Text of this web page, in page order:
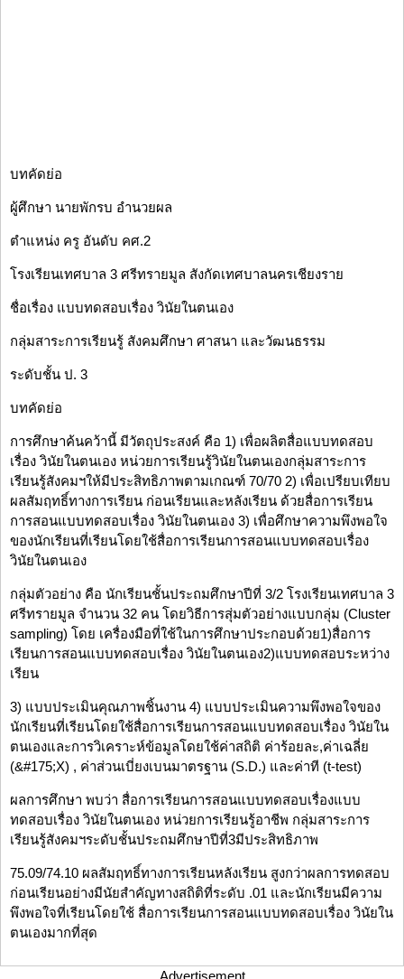
บทคัดย่อ
ผู้ศึกษา นายพักรบ อำนวยผล
ตำแหน่ง ครู อันดับ คศ.2
โรงเรียนเทศบาล 3 ศรีทรายมูล สังกัดเทศบาลนครเชียงราย
ชื่อเรื่อง แบบทดสอบเรื่อง วินัยในตนเอง
กลุ่มสาระการเรียนรู้ สังคมศึกษา ศาสนา และวัฒนธรรม
ระดับชั้น ป. 3
บทคัดย่อ
การศึกษาค้นคว้านี้ มีวัตถุประสงค์ คือ 1) เพื่อผลิตสื่อแบบทดสอบ
เรื่อง วินัยในตนเอง หน่วยการเรียนรู้วินัยในตนเองกลุ่มสาระการ
เรียนรู้สังคมฯให้มีประสิทธิภาพตามเกณฑ์ 70/70 2) เพื่อเปรียบเทียบ
ผลสัมฤทธิ์ทางการเรียน ก่อนเรียนและหลังเรียน ด้วยสื่อการเรียน
การสอนแบบทดสอบเรื่อง วินัยในตนเอง 3) เพื่อศึกษาความพึงพอใจ
ของนักเรียนที่เรียนโดยใช้สื่อการเรียนการสอนแบบทดสอบเรื่อง
วินัยในตนเอง
กลุ่มตัวอย่าง คือ นักเรียนชั้นประถมศึกษาปีที่ 3/2 โรงเรียนเทศบาล 3
ศรีทรายมูล จำนวน 32 คน โดยวิธีการสุ่มตัวอย่างแบบกลุ่ม (Cluster
sampling) โดย เครื่องมือที่ใช้ในการศึกษาประกอบด้วย1)สื่อการ
เรียนการสอนแบบทดสอบเรื่อง วินัยในตนเอง2)แบบทดสอบระหว่าง
เรียน
3) แบบประเมินคุณภาพชิ้นงาน 4) แบบประเมินความพึงพอใจของ
นักเรียนที่เรียนโดยใช้สื่อการเรียนการสอนแบบทดสอบเรื่อง วินัยใน
ตนเองและการวิเคราะห์ข้อมูลโดยใช้ค่าสถิติ ค่าร้อยละ,ค่าเฉลี่ย
(&#175;X) , ค่าส่วนเบี่ยงเบนมาตรฐาน (S.D.) และค่าที (t-test)
ผลการศึกษา พบว่า สื่อการเรียนการสอนแบบทดสอบเรื่องแบบ
ทดสอบเรื่อง วินัยในตนเอง หน่วยการเรียนรู้อาชีพ กลุ่มสาระการ
เรียนรู้สังคมฯระดับชั้นประถมศึกษาปีที่3มีประสิทธิภาพ
75.09/74.10 ผลสัมฤทธิ์ทางการเรียนหลังเรียน สูงกว่าผลการทดสอบ
ก่อนเรียนอย่างมีนัยสำคัญทางสถิติที่ระดับ .01 และนักเรียนมีความ
พึงพอใจที่เรียนโดยใช้ สื่อการเรียนการสอนแบบทดสอบเรื่อง วินัยใน
ตนเองมากที่สุด